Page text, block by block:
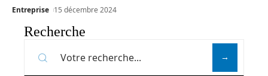
Entreprise 15 décembre 2024
Recherche